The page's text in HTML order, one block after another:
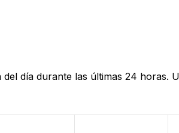
día durante las últimas 24 horas.